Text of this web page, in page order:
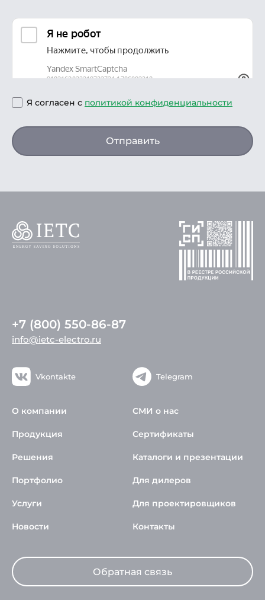
Я согласен с политикой конфиденциальности
Отправить
+7 (800) 550-86-87
info@ietc-electro.ru
Vkontakte Telegram
О компании
Продукция
Решения
Портфолио
Услуги
Новости
СМИ о нас
Сертификаты
Каталоги и презентации
Для дилеров
Для проектировщиков
Контакты
Обратная связь